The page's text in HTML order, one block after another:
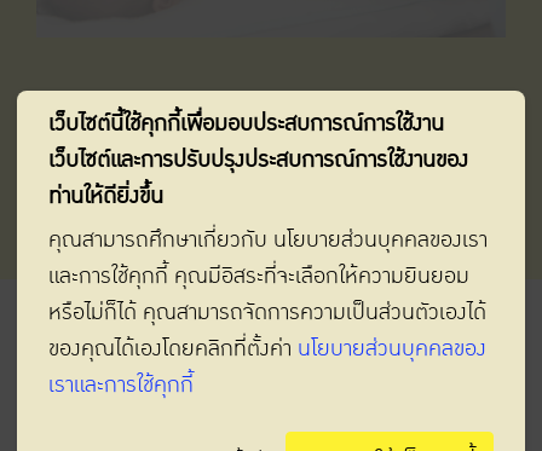
เว็บไซต์นี้ใช้คุกกี้เพื่อมอบประสบการณ์การใช้งาน
เว็บไซต์และการปรับปรุงประสบการณ์การใช้งานของ
ท่านให้ดียิ่งขึ้น
คุณสามารถศึกษาเกี่ยวกับ นโยบายส่วนบุคคลของเรา
และการใช้คุกกี้ คุณมีอิสระที่จะเลือกให้ความยินยอม
หรือไม่ก็ได้ คุณสามารถจัดการความเป็นส่วนตัวเองได้
ของคุณได้เองโดยคลิกที่ตั้งค่า นโยบายส่วนบุคคลของ
เราและการใช้คุกกี้